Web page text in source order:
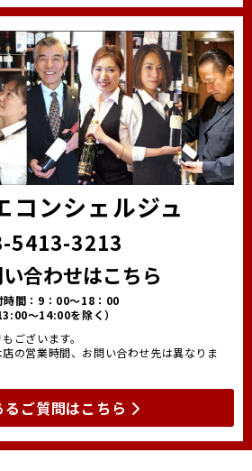
コンシェルジュ
5413-3213
合わせはこちら
時間：9：00～18：00
13:00～14:00を除く）
ございます。
の営業時間、お問い合わせ先は異なりま
るご質問はこちら